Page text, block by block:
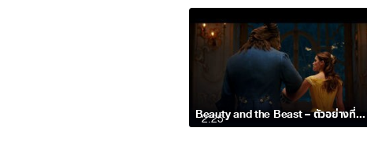
2:25 Beauty and the Beast – ตัวอย่างที่ 3 (Official ซับไทย HD)